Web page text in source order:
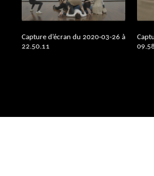
Capture d’écran du 2020-03-26 à
22.50.11